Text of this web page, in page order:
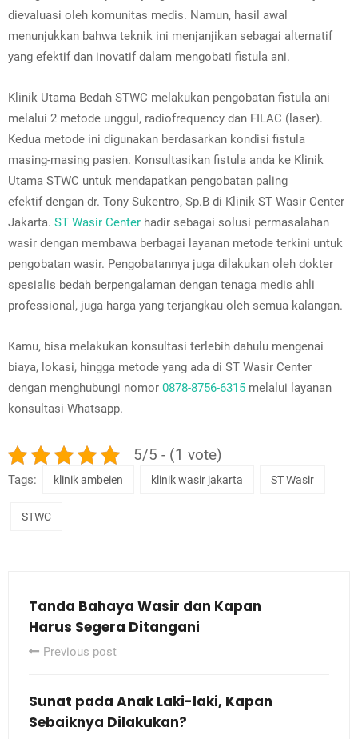
dievaluasi oleh komunitas medis. Namun, hasil awal
menunjukkan bahwa teknik ini menjanjikan sebagai alternatif
yang efektif dan inovatif dalam mengobati fistula ani.
Klinik Utama Bedah STWC melakukan pengobatan fistula ani
melalui 2 metode unggul, radiofrequency dan FILAC (laser).
Kedua metode ini digunakan berdasarkan kondisi fistula
masing-masing pasien. Konsultasikan fistula anda ke Klinik
Utama STWC untuk mendapatkan pengobatan paling
efektifdengan dr. Tony Sukentro, Sp.B di Klinik ST Wasir Center
Jakarta. ST Wasir Center hadir sebagai solusi permasalahan
wasir dengan membawa berbagai layanan metode terkini untuk
pengobatan wasir. Pengobatannya juga dilakukan oleh dokter
spesialis bedah berpengalaman dengan tenaga medis ahli
professional, juga harga yang terjangkau oleh semua kalangan.
Kamu, bisa melakukan konsultasi terlebih dahulu mengenai
biaya, lokasi, hingga metode yang ada di ST Wasir Center
dengan menghubungi nomor 0878-8756-6315 melalui layanan
konsultasi Whatsapp.
5/5 - (1 vote)
Tags: klinik ambeien klinik wasir jakarta ST Wasir
STWC
Tanda Bahaya Wasir dan Kapan
Harus Segera Ditangani
Previous post
Sunat pada Anak Laki-laki, Kapan
Sebaiknya Dilakukan?